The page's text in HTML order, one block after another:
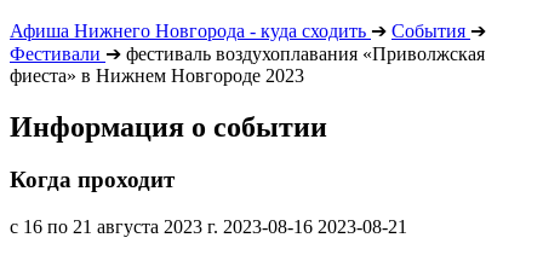
Афиша Нижнего Новгорода - куда сходить ➔ События ➔
Фестивали ➔ фестиваль воздухоплавания «Приволжская
фиеста» в Нижнем Новгороде 2023
Информация о событии
Когда проходит
с 16 по 21 августа 2023 г. 2023-08-16 2023-08-21